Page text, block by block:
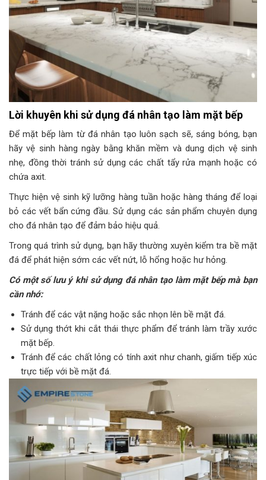
Lời khuyên khi sử dụng đá nhân tạo làm mặt bếp
Để mặt bếp làm từ đá nhân tạo luôn sạch sẽ, sáng bóng, bạn
hãy vệ sinh hàng ngày bằng khăn mềm và dung dịch vệ sinh
nhẹ, đồng thời tránh sử dụng các chất tẩy rửa mạnh hoặc có
chứa axit.
Thực hiện vệ sinh kỹ lưỡng hàng tuần hoặc hàng tháng để loại
bỏ các vết bẩn cứng đầu. Sử dụng các sản phẩm chuyên dụng
cho đá nhân tạo để đảm bảo hiệu quả.
Trong quá trình sử dụng, bạn hãy thường xuyên kiểm tra bề mặt
đá để phát hiện sớm các vết nứt, lỗ hổng hoặc hư hỏng.
Có một số lưu ý khi sử dụng đá nhân tạo làm mặt bếp mà bạn
cần nhớ:
Tránh để các vật nặng hoặc sắc nhọn lên bề mặt đá.
Sử dụng thớt khi cắt thái thực phẩm để tránh làm trầy xước
mặt bếp.
Tránh để các chất lỏng có tính axit như chanh, giấm tiếp xúc
trực tiếp với bề mặt đá.